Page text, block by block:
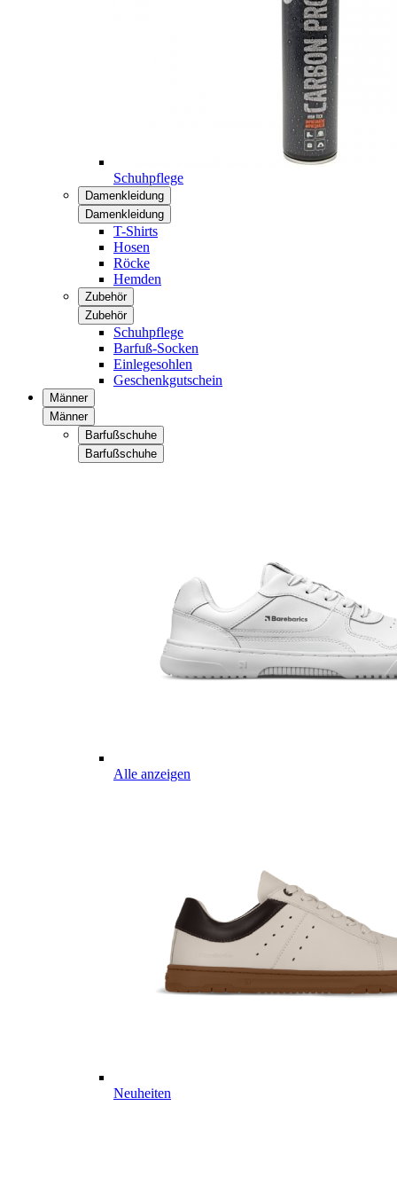
Schuhpflege
Damenkleidung
Damenkleidung
T-Shirts
Hosen
Röcke
Hemden
Zubehör
Zubehör
Schuhpflege
Barfuß-Socken
Einlegesohlen
Geschenkgutschein
Männer
Männer
Barfußschuhe
Barfußschuhe
Alle anzeigen
Neuheiten